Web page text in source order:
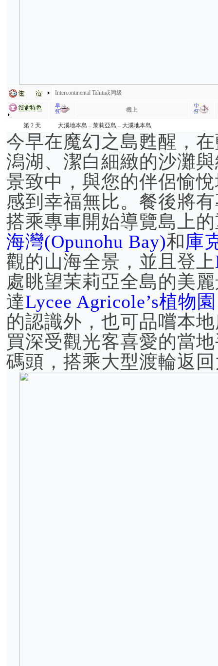
Intercontinental Tahiti或同級
機上
第 2 天 大溪地本島 – 茉莉亞島 – 大溪地本島
今早在魔幻之島甦醒，
潟湖、潔白細緻的沙灘
景致中，與您的伴侶愉
感到幸福無比。餐後將
搭乘專車開始導覽島上
海灣(Opunohu Bay)和庫
觀的山海全景，並且登上
處眺望茉莉亞全島的美
達Lycee Agricole’s植物園
的認識外，也可品嚐本
買深受觀光客喜愛的當
碼頭，搭乘大型渡輪返